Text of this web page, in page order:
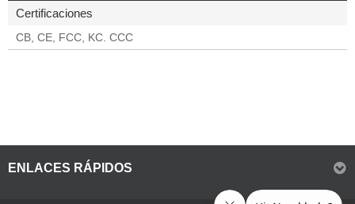
Certificaciones
CB, CE, FCC, KC. CCC
ENLACES RÁPIDOS